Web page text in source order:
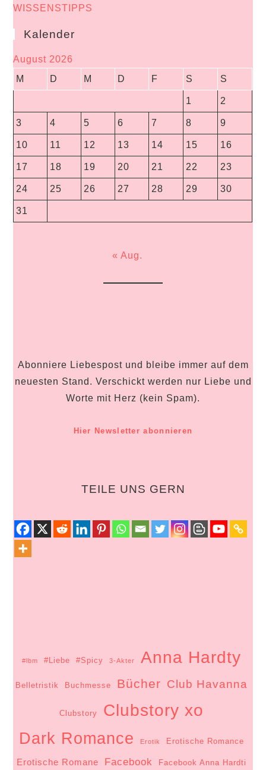
WISSENSTIPPS
Kalender
August 2026
M
D M D F S S
1 2
3 4 5 6 7 8 9
10 11 12 13 14 15 16
17 18 19 20 21 22 23
24 25 26 27 28 29 30
31
« Aug.
Abonniere Liebespost und bleibe immer auf dem
neuesten Stand. Verschickt werden nur Liebe und
Worte mit Herz (kein Spam).
Hier Newsletter abonnieren
TEILE UNS GERN
#lbm #Liebe #Spicy 3-Akter Anna Hardty
Belletristik Buchmesse Bücher Club Havanna
Clubstory Clubstory xo
Dark Romance Erotik Erotische Romance
Erotische Romane Facebook Facebook Anna Hardti